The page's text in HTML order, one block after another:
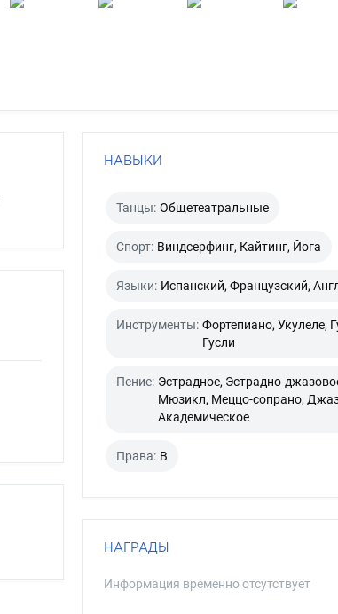
НАВЫКИ
Танцы: Общетеатральные
Спорт: Виндсерфинг, Кайтинг, Йога
Языки: Испанский, Французский,
Инструменты: Фортепиано, Укулеле,
Гусли
Пение: Эстрадное, Эстрадно-
Мюзикл, Меццо-сопрано,
Академическое
Права: B
НАГРАДЫ
Информация временно отсутствует